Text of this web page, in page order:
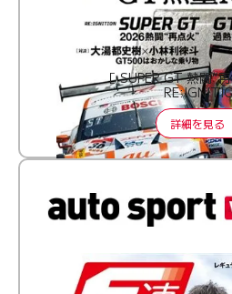
［ SUPER GT 熱闘“
詳細を見る